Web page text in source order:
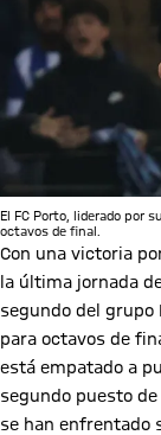
El FC Porto, liderado por
octavos de final.
Con una victoria
la última jornada
segundo del grupo
para octavos de
está empatado a
segundo puesto
se han enfrentado